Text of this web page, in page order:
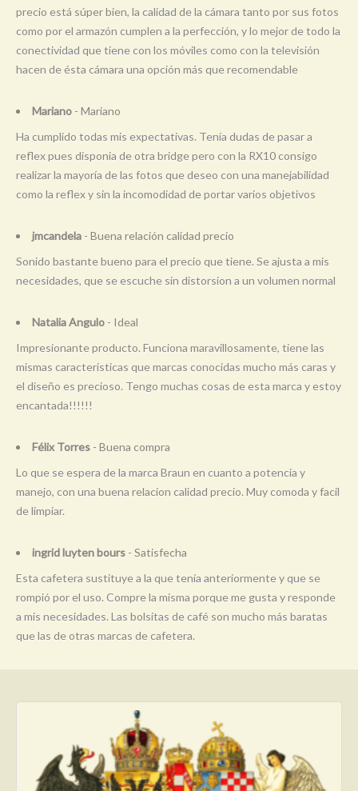
precio está súper bien, la calidad de la cámara tanto por sus fotos
como por el armazón cumplen a la perfección, y lo mejor de todo la
conectividad que tiene con los móviles como con la televisión
hacen de ésta cámara una opción más que recomendable
Mariano - Mariano
Ha cumplido todas mis expectativas. Tenía dudas de pasar a
reflex pues disponia de otra bridge pero con la RX10 consigo
realizar la mayoría de las fotos que deseo con una manejabilidad
como la reflex y sin la incomodidad de portar varios objetivos
jmcandela - Buena relación calidad precio
Sonido bastante bueno para el precio que tiene. Se ajusta a mis
necesidades, que se escuche sin distorsion a un volumen normal
Natalia Angulo - Ideal
Impresionante producto. Funciona maravillosamente, tiene las
mismas caracteristicas que marcas conocidas mucho más caras y
el diseño es precioso. Tengo muchas cosas de esta marca y estoy
encantada!!!!!!
Félix Torres - Buena compra
Lo que se espera de la marca Braun en cuanto a potencia y
manejo, con una buena relacion calidad precio. Muy comoda y facil
de limpiar.
ingrid luyten bours - Satisfecha
Esta cafetera sustituye a la que tenía anteriormente y que se
rompió por el uso. Compre la misma porque me gusta y responde
a mis necesidades. Las bolsitas de café son mucho más baratas
que las de otras marcas de cafetera.